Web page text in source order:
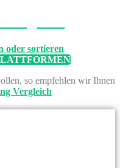
oder sortieren
so empfehlen wir Ihnen
Vergleich